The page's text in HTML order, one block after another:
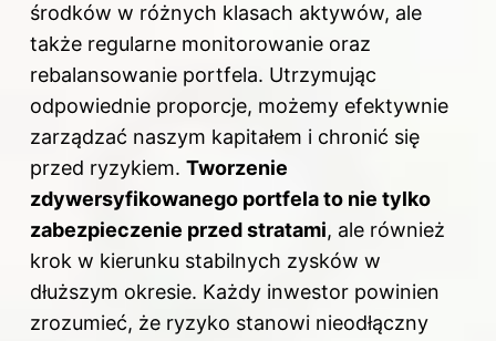
środków w różnych klasach aktywów, ale
także regularne monitorowanie oraz
rebalansowanie portfela. Utrzymując
odpowiednie proporcje, możemy efektywnie
zarządzać naszym kapitałem i chronić się
przed ryzykiem. Tworzenie
zdywersyfikowanego portfela to nie tylko
zabezpieczenie przed stratami, ale również
krok w kierunku stabilnych zysków w
dłuższym okresie. Każdy inwestor powinien
zrozumieć, że ryzyko stanowi nieodłączny